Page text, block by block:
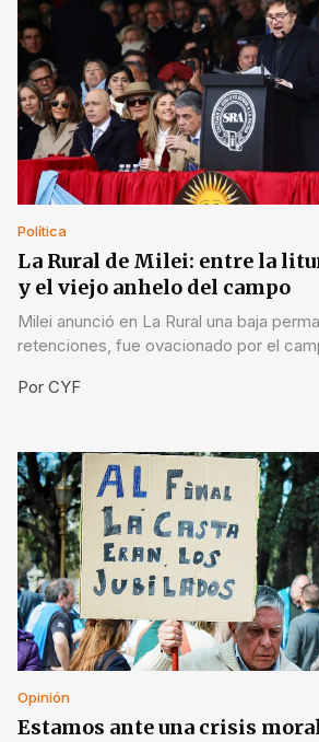
Política
La Rural de Milei: entre la
y el viejo anhelo del campo
Milei anunció en La Rural una baja
retenciones, fue ovacionado por el
Por CYF
Opinión
Estamos ante una crisis